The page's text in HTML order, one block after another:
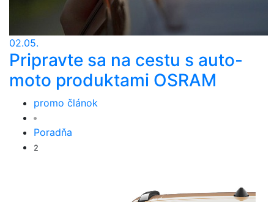
02.05.
Pripravte sa na cestu s auto-
moto produktami OSRAM
promo článok
Poradňa
2